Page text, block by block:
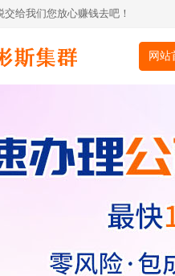
给我们您放心赚钱去吧！
网站